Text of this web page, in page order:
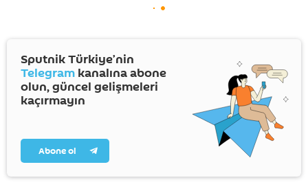
Sputnik Türkiye’nin
Telegram kanalına abone
olun, güncel gelişmeleri
kaçırmayın
Abone ol